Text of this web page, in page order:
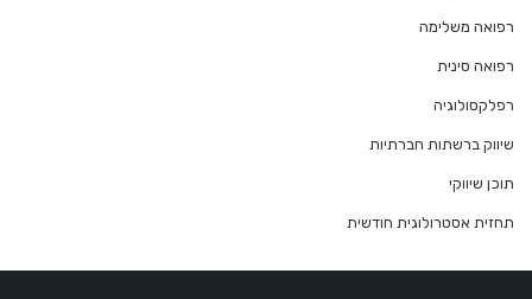
רפואה משלימה
רפואה סינית
רפלקסולוגיה
שיווק ברשתות חברתיות
תוכן שיווקי
תחזית אסטרולוגית חודשית